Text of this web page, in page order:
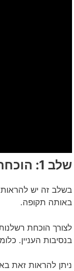
שלב 1: הוכחת קיומה של רשלנות
בשלב זה יש
באותה תקופה.
לצורך הוכחת
בנסיבות העניין.
ניתן להראות זאת